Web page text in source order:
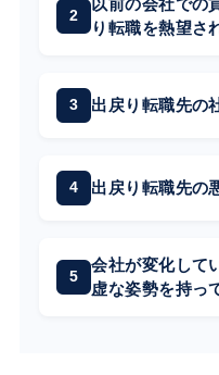
以前の会社での
り転職を熱望さ
出戻り転職先の
出戻り転職先の
会社が変化して
虚な姿勢を持っ